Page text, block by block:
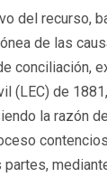
del recurso,
de las
conciliación,
(LEC) de
la razón